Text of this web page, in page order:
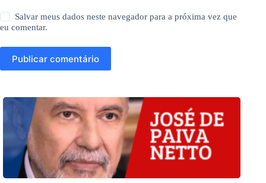
Salvar meus dados neste navegador para a próxima vez que
eu comentar.
Publicar comentário